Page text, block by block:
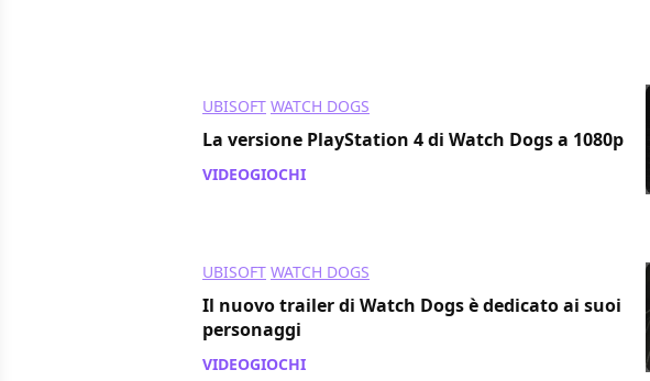
UBISOFT WATCH DOGS
La versione PlayStation 4 di Watch Dogs a 1080p
VIDEOGIOCHI
UBISOFT WATCH DOGS
Il nuovo trailer di Watch Dogs è dedicato ai suoi
personaggi
VIDEOGIOCHI